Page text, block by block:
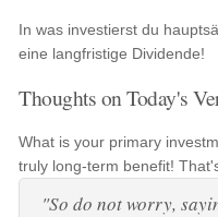
In was investierst du
eine langfristige Dividende!
Thoughts on Today's
What is your primary
truly long-term benefit!
"So do not worry,